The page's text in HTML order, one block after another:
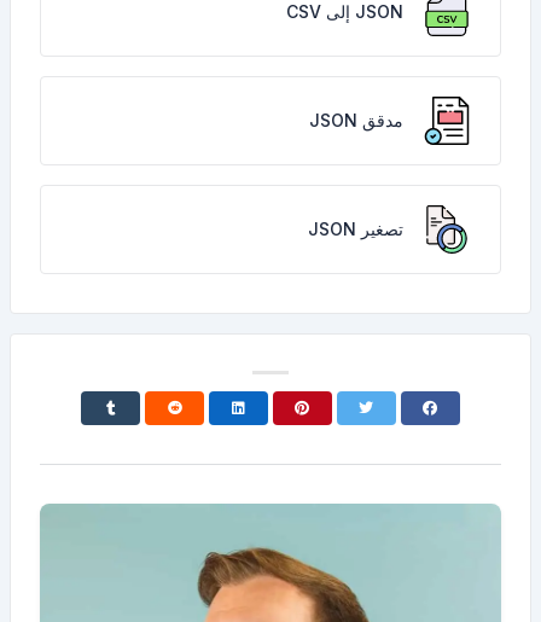
JSON إلى CSV
مدقق JSON
تصغير JSON